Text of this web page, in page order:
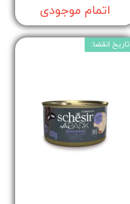
اتمام موجودی
تاریخ انقضا: